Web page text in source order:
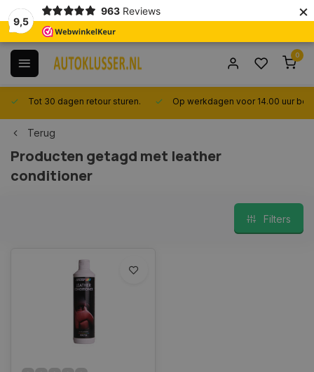
9,5
963 Reviews ×
0
Tot 30 dagen retour sturen. Op werkdagen voor 14.00 uur
Terug
Producten getagd met leather
conditioner
Filters